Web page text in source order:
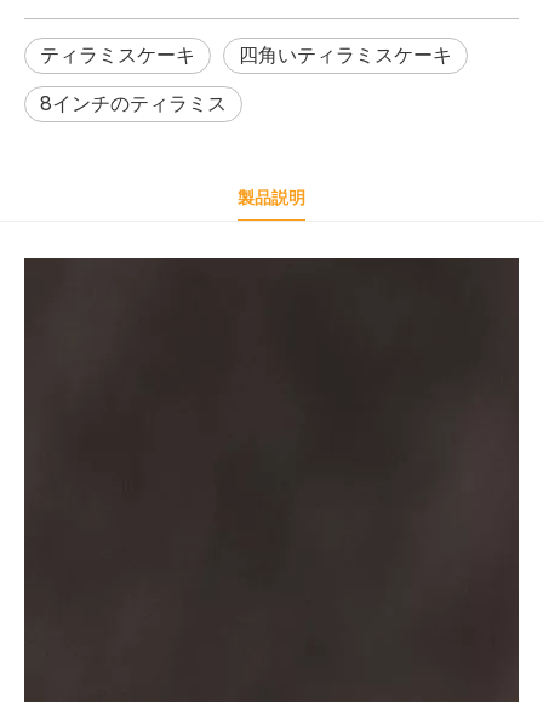
ティラミスケーキ
四角いティラミスケーキ
8インチのティラミス
製品説明